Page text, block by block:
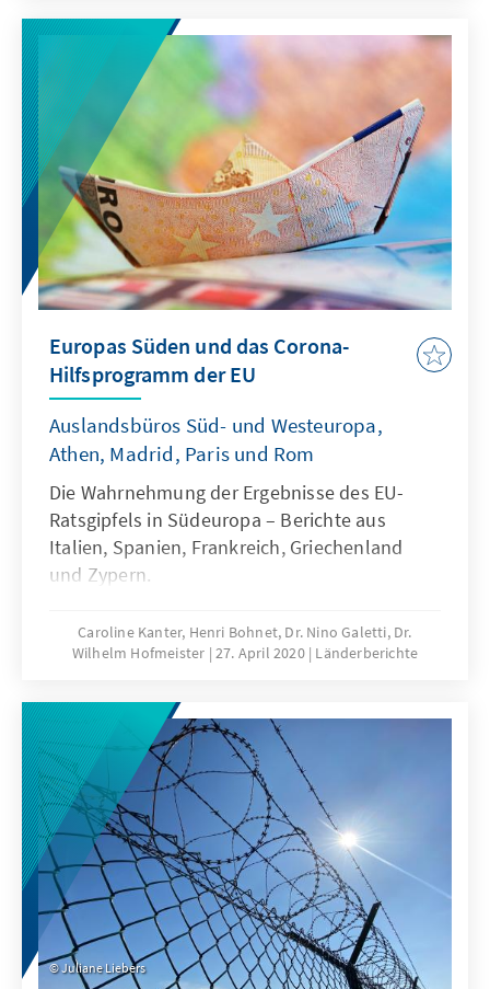
Infizierte und Tote von Covid-19. Das Land
kennt durch die Jahre der Rezession vor
allem seine Schwächen, nicht zuletzt im
Gesundheitssystem. Deshalb hat Athen das
einzig Mögliche getan und frühzeitig auf die
drohende Katastrophe regiert. Am heutigen
Montag (04. Mai 2020) treten erstmals
behutsame Lockerungen in Kraft. Gleichzeitig
setzt die Regierung auf neu gewonnene
Stärken und auf ein neues Phänomen, das bei
den Bürgern lange in Vergessenheit geraten
Europas Süden und das Corona-
Hilfsprogramm der EU
Auslandsbüros Süd- und Westeuropa,
Athen, Madrid, Paris und Rom
Die Wahrnehmung der Ergebnisse des EU-
Ratsgipfels in Südeuropa – Berichte aus
Italien, Spanien, Frankreich, Griechenland
und Zypern.
Caroline Kanter, Henri Bohnet, Dr. Nino Galetti, Dr.
Wilhelm Hofmeister 27. April 2020 Länderberichte
Juliane Liebers